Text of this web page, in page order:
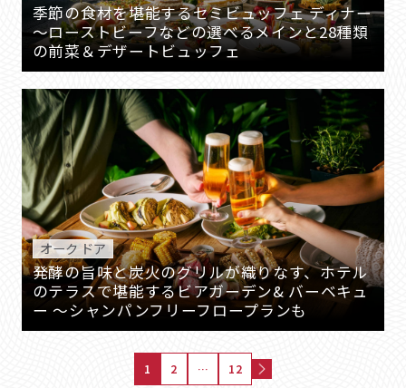
季節の食材を堪能するセミビュッフェ ディナー
～ローストビーフなどの選べるメインと28種類
の前菜＆デザートビュッフェ
オーク ドア
発酵の旨味と炭火のグリルが織りなす、ホテル
のテラスで堪能するビアガーデン& バーベキュ
ー ～シャンパンフリーフロープランも
1 2 … 12